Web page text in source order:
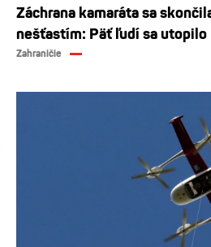
Záchrana kamaráta sa
nešťastím: Päť ľudí sa utopilo
Zahraničie